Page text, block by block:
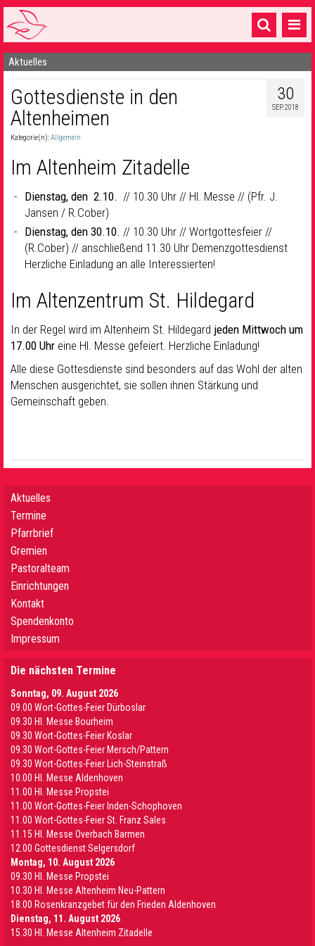
Startseite
1 Pfarrei
16 Gemeinden & mehr
Sakramente & Feste
Gemeinschaft & Soziales
Musik& Kultur
Seelsorge & Kontakt
Aktuelles
30
SEP. 2018
Gottesdienste in den
Altenheimen
Kategorie(n):Allgemein
Im Altenheim Zitadelle
Dienstag, den 2.10. // 10.30 Uhr // Hl. Messe // (Pfr. J.
Jansen / R.Cober)
Dienstag, den 30.10. // 10.30 Uhr // Wortgottesfeier //
(R.Cober) // anschließend 11.30 Uhr Demenzgottesdienst
Herzliche Einladung an alle Interessierten!
Im Altenzentrum St. Hildegard
In der Regel wird im Altenheim St. Hildegard jeden Mittwoch um
17.00 Uhr eine Hl. Messe gefeiert. Herzliche Einladung!
Alle diese Gottesdienste sind besonders auf das Wohl der alten
Menschen ausgerichtet, sie sollen ihnen Stärkung und
Gemeinschaft geben.
Aktuelles
Termine
Pfarrbrief
Gremien
Pastoralteam
Einrichtungen
Kontakt
Spendenkonto
Impressum
Die nächsten Termine
Sonntag, 09. August 2026
09.00 Wort-Gottes-Feier Dürboslar
09.30 HI. Messe Bourheim
09.30 Wort-Gottes-Feier Koslar
09.30 Wort-Gottes-Feier Mersch/Pattern
09.30 Wort-Gottes-Feier Lich-Steinstraß
10.00 Hl. Messe Aldenhoven
11.00 Hl. Messe Propstei
11.00 Wort-Gottes-Feier Inden-Schophoven
11.00 Wort-Gottes-Feier St. Franz Sales
11.15 Hl. Messe Overbach Barmen
12.00 Gottesdienst Selgersdorf
Montag, 10. August 2026
09.30 Hl. Messe Propstei
10.30 Hl. Messe Altenheim Neu-Pattern
18.00 Rosenkranzgebet für den Frieden Aldenhoven
Dienstag, 11. August 2026
15.30 Hl. Messe Altenheim Zitadelle